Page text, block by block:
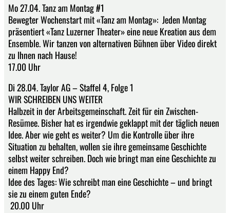
Mo 27.04. Tanz am Montag #1
Bewegter Wochenstart mit «Tanz am Montag»:​ Jeden Montag
präsentiert «Tanz Luzerner Theater» eine neue Kreation aus dem
Ensemble. Wir tanzen von alternativen Bühnen über Video direkt
zu Ihnen nach Hause!
17.00 Uhr
Di 28.04. Taylor AG – Staffel 4, Folge 1
WIR SCHREIBEN UNS WEITER
Halbzeit in der Arbeitsgemeinschaft. Zeit für ein Zwischen-
Resümee. Bisher hat es irgendwie geklappt mit der täglich neuen
Idee. Aber wie geht es weiter? Um die Kontrolle über ihre
Situation zu behalten, wollen sie ihre gemeinsame Geschichte
selbst weiter schreiben. Doch wie bringt man eine Geschichte zu
einem Happy End?
Idee des Tages: Wie schreibt man eine Geschichte – und bringt
sie zu einem guten Ende?
20.00 Uhr